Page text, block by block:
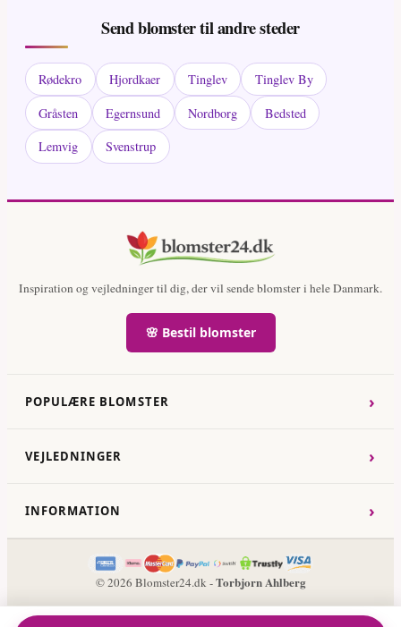
Send blomster til andre steder
Rødekro Hjordkaer Tinglev
Tinglev By
Gråsten
Egernsund Nordborg
Bedsted
Lemvig
Svenstrup
Inspiration og vejledninger til dig, der vil sende blomster i hele Danmark.
🌸 Bestil blomster
POPULÆRE BLOMSTER ›
VEJLEDNINGER ›
INFORMATION ›
© 2026 Blomster24.dk -Torbjorn Ahlberg